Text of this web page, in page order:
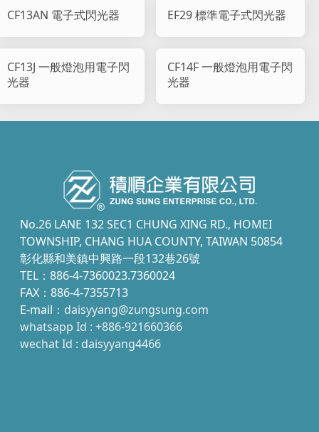
CF13AN 電子式閃光器 EF29 標準電子式閃光器
CF13J 一般燈泡用電子閃
光器
CF14F 一般燈泡用電子閃
光器
No.26 LANE 132 SEC1 CHUNG XING RD., HOMEI
TOWNSHIP, CHANG HUA COUNTY, TAIWAN 50854
彰化縣和美鎮中興路一段132巷26號
TEL：886-4-7360023.7360024
FAX：886-4-7355713
E-mail： daisyyang@zungsung.com
whatsapp Id : +886-921660366
wechat Id : daisyyang4466